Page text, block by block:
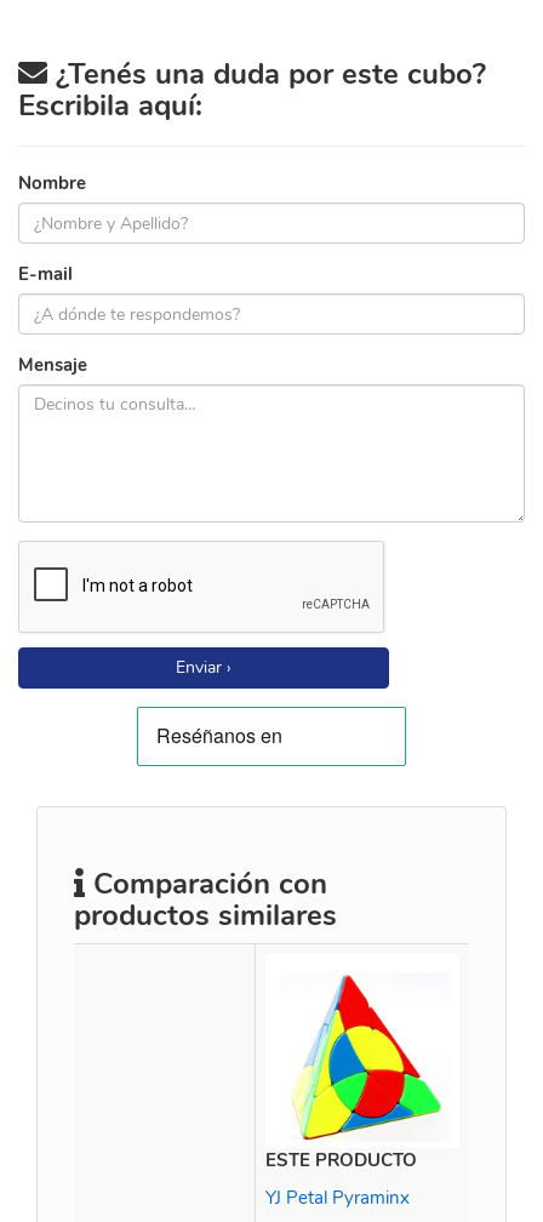
¿Tenés una duda por este cubo?
Escribila aquí:
Nombre
E-mail
Mensaje
Enviar ›
Comparación con
productos similares
ESTE PRODUCTO
YJ Petal Pyraminx